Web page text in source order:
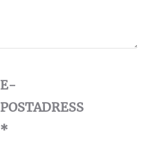
E-
POSTADRESS
*